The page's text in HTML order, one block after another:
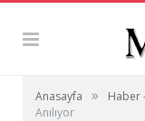
Anasayfa » Haber
Anılıyor